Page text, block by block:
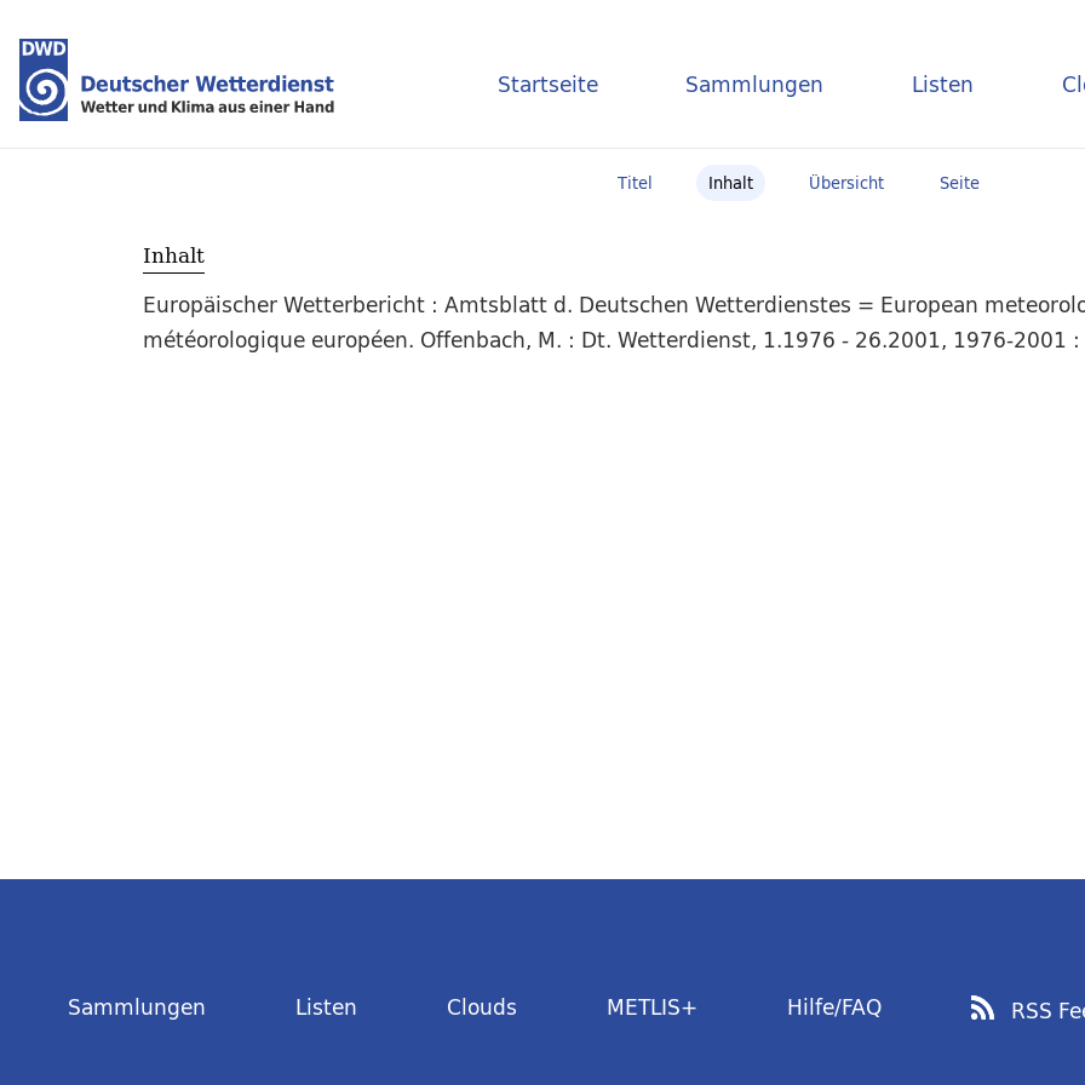
Startseite Sammlungen Listen
Titel Inhalt Übersicht Seite
Inhalt
Europäischer Wetterbericht : Amtsblatt d. Deutschen Wetterdienstes = European
météorologique européen. Offenbach, M. : Dt. Wetterdienst, 1.1976 - 26.2001, 1976-2001
Sammlungen Listen Clouds METLIS+ Hilfe/FAQ RSS